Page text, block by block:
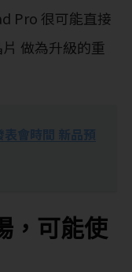
Pro 很可能直接
做為升級的重
會時間 新品預
，可能使